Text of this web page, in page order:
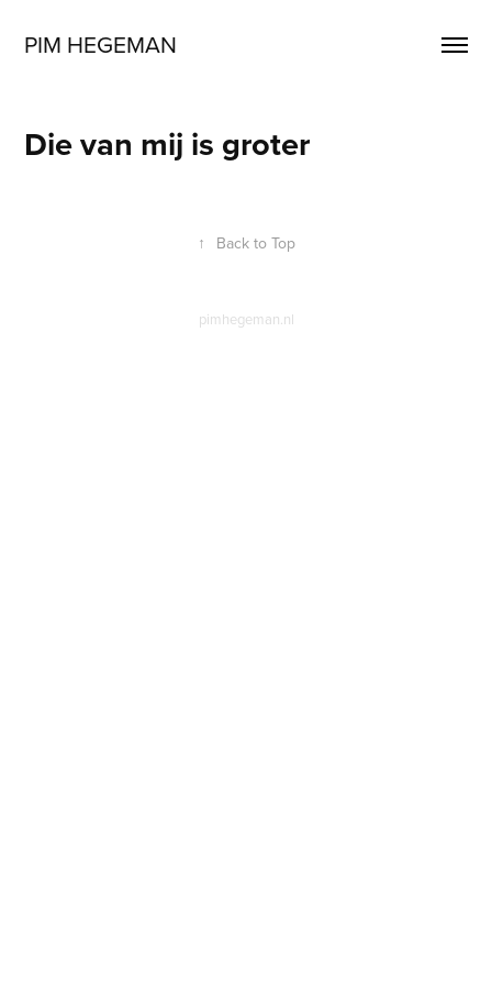
PIM HEGEMAN
Die van mij is groter
↑ Back to Top
pimhegeman.nl